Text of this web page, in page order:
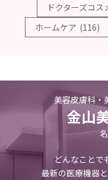
ドクターズコス
ホームケア (116)
美容皮膚科・
金山
どんなことで
最新の医療機器